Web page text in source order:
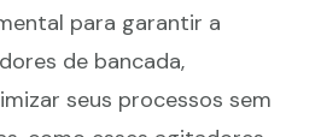
para garantir a
de bancada,
seus processos sem